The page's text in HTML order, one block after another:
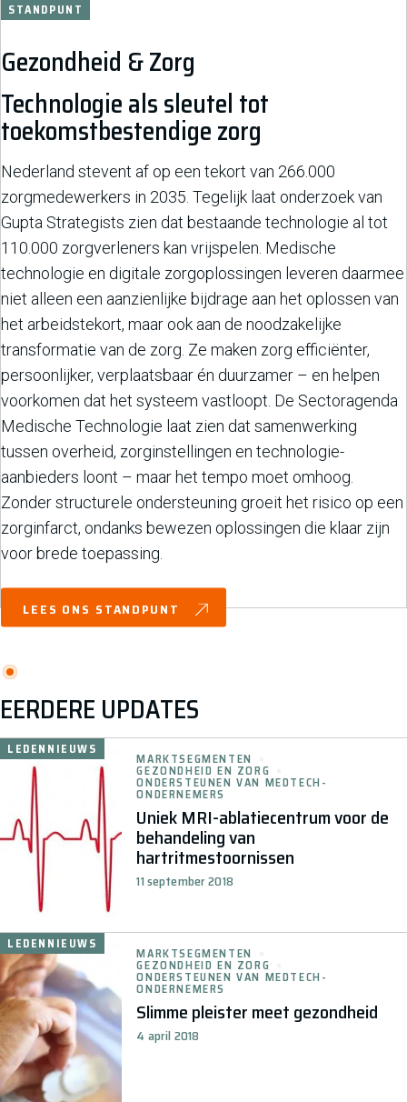
Gezondheid & Zorg
Technologie als sleutel tot
toekomstbestendige zorg
Nederland stevent af op een tekort van 266.000
zorgmedewerkers in 2035. Tegelijk laat onderzoek van
Gupta Strategists zien dat bestaande technologie al tot
110.000 zorgverleners kan vrijspelen. Medische
technologie en digitale zorgoplossingen leveren daarmee
niet alleen een aanzienlijke bijdrage aan het oplossen van
het arbeidstekort, maar ook aan de noodzakelijke
transformatie van de zorg. Ze maken zorg efficiënter,
persoonlijker, verplaatsbaar én duurzamer – en helpen
voorkomen dat het systeem vastloopt. De Sectoragenda
Medische Technologie laat zien dat samenwerking
tussen overheid, zorginstellingen en technologie-
aanbieders loont – maar het tempo moet omhoog.
Zonder structurele ondersteuning groeit het risico op een
zorginfarct, ondanks bewezen oplossingen die klaar zijn
voor brede toepassing.
STANDPUNT
LEES ONS STANDPUNT
EERDERE UPDATES
Uniek MRI-ablatiecentrum voor de
behandeling van
hartritmestoornissen
11 september 2018
MARKTSEGMENTEN
GEZONDHEID EN ZORG
ONDERSTEUNEN VAN MEDTECH-
ONDERNEMERS
LEDENNIEUWS
Slimme pleister meet gezondheid
4 april 2018
MARKTSEGMENTEN
GEZONDHEID EN ZORG
ONDERSTEUNEN VAN MEDTECH-
ONDERNEMERS
LEDENNIEUWS